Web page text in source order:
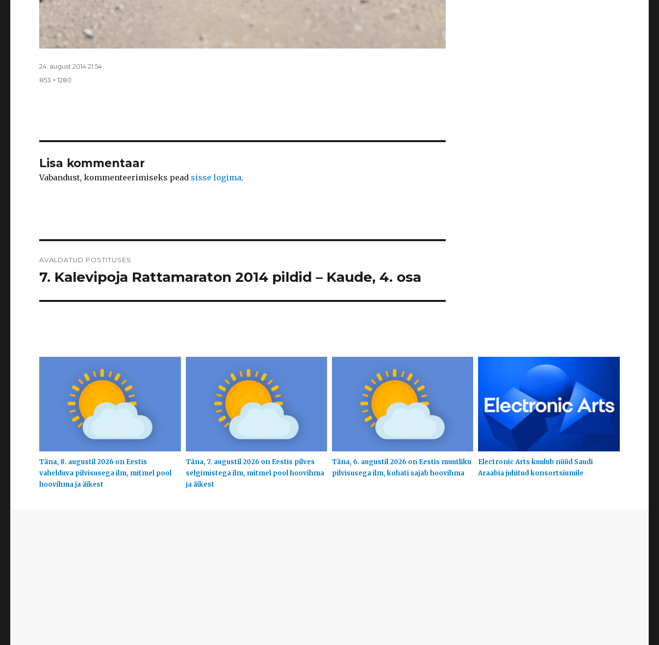
Postitatud
24. august 2014 21:54
Täissuurus
853 × 1280
Lisa kommentaar
Vabandust, kommenteerimiseks pead sisse logima.
AVALDATUD POSTITUSES
7. Kalevipoja Rattamaraton 2014 pildid – Kaude, 4. osa
Täna, 8. augustil 2026 on Eestis
vahelduva pilvisusega ilm, mitmel pool
hoovihma ja äikest
Täna, 7. augustil 2026 on Eestis pilves
selgimistega ilm, mitmel pool hoovihma
ja äikest
Täna, 6. augustil 2026 on Eestis muutliku
pilvisusega ilm, kohati sajab hoovihma
Electronic Arts kuulub nüüd Saudi
Araabia juhitud konsortsiumile